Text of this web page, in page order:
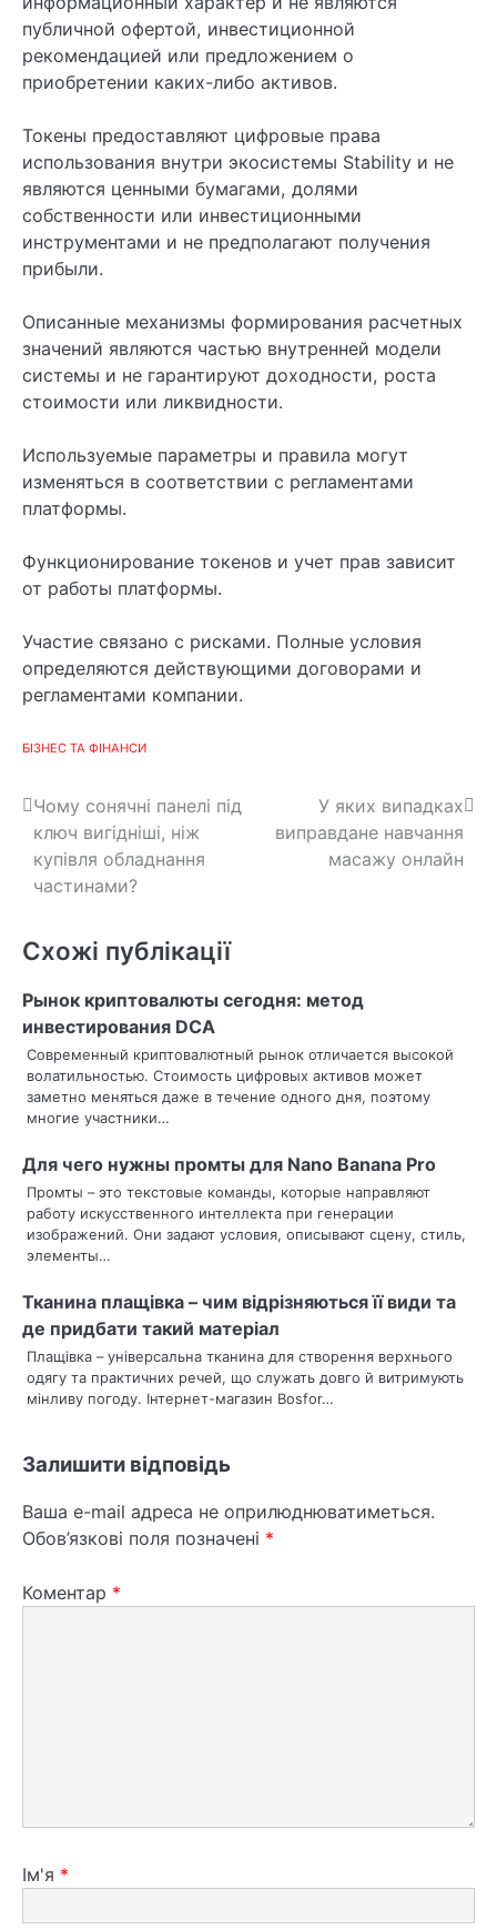
публичной офертой, инвестиционной
рекомендацией или предложением о
приобретении каких-либо активов.
Токены предоставляют цифровые права
использования внутри экосистемы Stability и не
являются ценными бумагами, долями
собственности или инвестиционными
инструментами и не предполагают получения
прибыли.
Описанные механизмы формирования расчетных
значений являются частью внутренней модели
системы и не гарантируют доходности, роста
стоимости или ликвидности.
Используемые параметры и правила могут
изменяться в соответствии с регламентами
платформы.
Функционирование токенов и учет прав зависит
от работы платформы.
Участие связано с рисками. Полные условия
определяются действующими договорами и
регламентами компании.
БІЗНЕС ТА ФІНАНСИ
Н
а
в
г
а
ц
і
я
з
а
п
и
с
і
в
Чому сонячні панелі під
ключ вигідніші, ніж
купівля обладнання
частинами?
У яких випадках
виправдане навчання
масажу онлайн
Схожі публікації
Рынок криптовалюты сегодня: метод
инвестирования DCA
Современный криптовалютный рынок отличается высокой
волатильностью. Стоимость цифровых активов может
заметно меняться даже в течение одного дня, поэтому
многие участники…
Для чего нужны промты для Nano Banana Pro
Промты – это текстовые команды, которые направляют
работу искусственного интеллекта при генерации
изображений. Они задают условия, описывают сцену, стиль,
элементы…
Тканина плащівка – чим відрізняються її види та
де придбати такий матеріал
Плащівка – універсальна тканина для створення верхнього
одягу та практичних речей, що служать довго й витримують
мінливу погоду. Інтернет-магазин Bosfor…
Залишити відповідь
Ваша e-mail адреса не оприлюднюватиметься.
Обов’язкові поля позначені *
Коментар *
Ім'я *